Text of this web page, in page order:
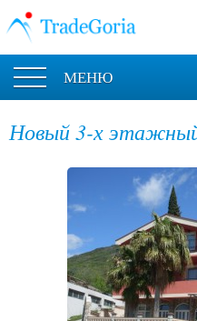
МЕНЮ
Новый 3-х